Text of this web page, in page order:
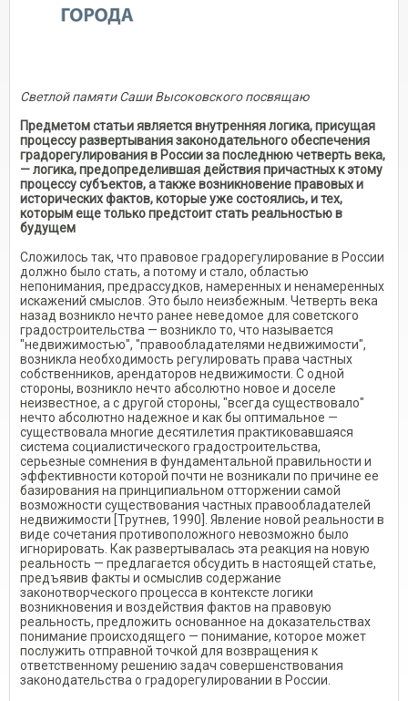
Светлой памяти Саши Высоковского посвящаю
Предметом статьи является внутренняя логика, присущая
процессу развертывания законодательного обеспечения
градорегулирования в России за последнюю четверть века,
— логика, предопределившая действия причастных к этому
процессу субъектов, а также возникновение правовых и
исторических фактов, которые уже состоялись, и тех,
которым еще только предстоит стать реальностью в
будущем
Сложилось так, что правовое градорегулирование в России
должно было стать, а потому и стало, областью
непонимания, предрассудков, намеренных и ненамеренных
искажений смыслов. Это было неизбежным. Четверть века
назад возникло нечто ранее неведомое для советского
градостроительства — возникло то, что называется
"недвижимостью", "правообладателями недвижимости",
возникла необходимость регулировать права частных
собственников, арендаторов недвижимости. С одной
стороны, возникло нечто абсолютно новое и доселе
неизвестное, а с другой стороны, "всегда существовало"
нечто абсолютно надежное и как бы оптимальное —
существовала многие десятилетия практиковавшаяся
система социалистического градостроительства,
серьезные сомнения в фундаментальной правильности и
эффективности которой почти не возникали по причине ее
базирования на принципиальном отторжении самой
возможности существования частных правообладателей
недвижимости [Трутнев, 1990]. Явление новой реальности в
виде сочетания противоположного невозможно было
игнорировать. Как развертывалась эта реакция на новую
реальность — предлагается обсудить в настоящей статье,
предъявив факты и осмыслив содержание
законотворческого процесса в контексте логики
возникновения и воздействия фактов на правовую
реальность, предложить основанное на доказательствах
понимание происходящего — понимание, которое может
послужить отправной точкой для возвращения к
ответственному решению задач совершенствования
законодательства о градорегулировании в России.